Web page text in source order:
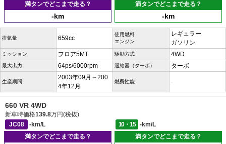
満タンでどこまで走る？
-km
満タンでどこまで走る？
-km
排気量 659cc
使用燃料
エンジン
レギュラー
ガソリン
ミッション フロア5MT 駆動方式 4WD
最大出力 64ps/6000rpm 過給器（ターボ） ターボ
生産期間
2003年09月～200
4年12月
燃費性能 -
660 VR 4WD
新車時価格139.8万円(税抜)
JC08
-km/L 10・15
-km/L
満タンでどこまで走る？
満タンでどこまで走る？